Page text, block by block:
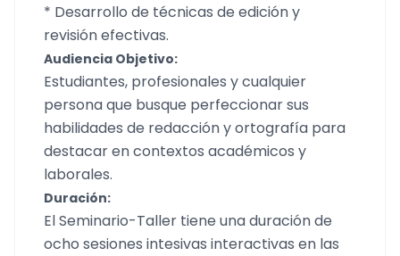
* Desarrollo de técnicas de edición y
revisión efectivas.
Audiencia Objetivo:
Estudiantes, profesionales y cualquier
persona que busque perfeccionar sus
habilidades de redacción y ortografía para
destacar en contextos académicos y
laborales.
Duración:
El Seminario-Taller tiene una duración de
ocho sesiones intesivas interactivas en las